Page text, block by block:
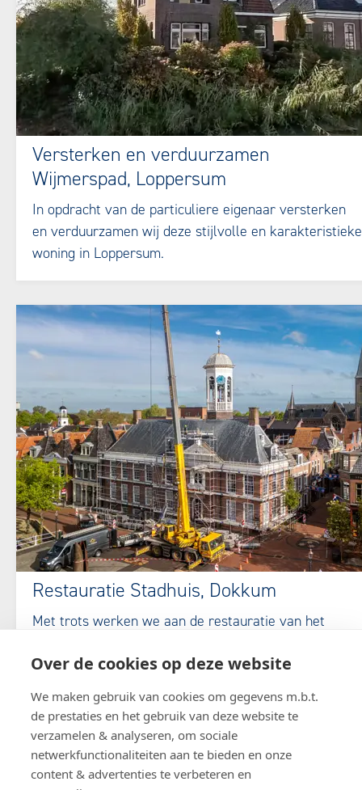
Over de cookies op deze website
We maken gebruik van cookies om gegevens m.b.t.
de prestaties en het gebruik van deze website te
verzamelen & analyseren, om sociale
netwerkfunctionaliteiten aan te bieden en onze
content & advertenties te verbeteren en
Versterken en verduurzamen
Wijmerspad, Loppersum
In opdracht van de particuliere eigenaar versterken
en verduurzamen wij deze stijlvolle en karakteristieke
woning in Loppersum.
Restauratie Stadhuis, Dokkum
Met trots werken we aan de restauratie van het
partners herstellen we dit monument met oog voor
uitstraling. Stap voor stap krijgt het stadhuis zijn
karakter terug.